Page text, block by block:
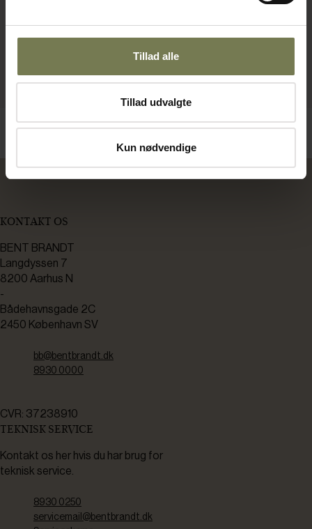
Tillad alle
Tillad udvalgte
Kun nødvendige
KONTAKT OS
BENT BRANDT
Langdyssen 7
8200 Aarhus N
-
Bådehavnsgade 2C
2450 København SV
bb@bentbrandt.dk
8930 0000
CVR: 37238910
TEKNISK SERVICE
Kontakt os her hvis du har brug for
teknisk service.
8930 0250
servicemail@bentbrandt.dk